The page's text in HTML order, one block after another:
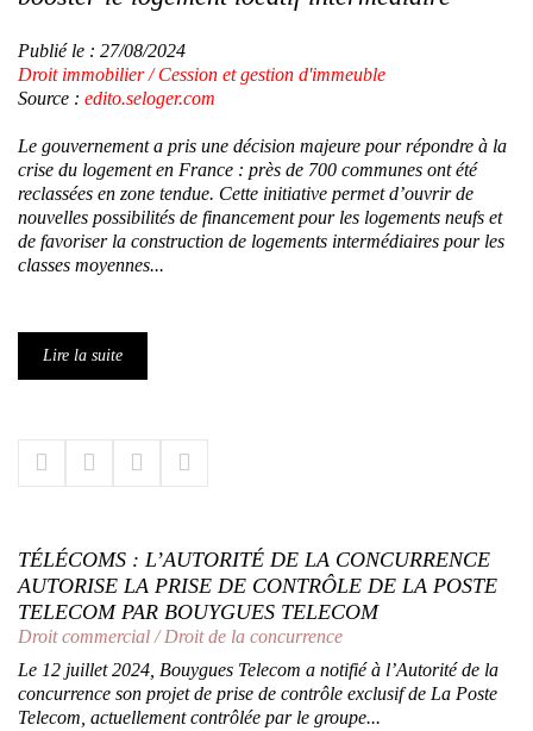
Publié le : 27/08/2024
Droit immobilier/Cession et gestion d'immeuble
Source : edito.seloger.com
Le gouvernement a pris une décision majeure pour répondre à la
crise du logement en France : près de 700 communes ont été
reclassées en zone tendue. Cette initiative permet d’ouvrir de
nouvelles possibilités de financement pour les logements neufs et
de favoriser la construction de logements intermédiaires pour les
classes moyennes...
Lire la suite
TÉLÉCOMS : L’AUTORITÉ DE LA CONCURRENCE
AUTORISE LA PRISE DE CONTRÔLE DE LA POSTE
TELECOM PAR BOUYGUES TELECOM
Droit commercial /Droit de la concurrence
Le 12 juillet 2024, Bouygues Telecom a notifié à l’Autorité de la
concurrence son projet de prise de contrôle exclusif de La Poste
Telecom, actuellement contrôlée par le groupe...